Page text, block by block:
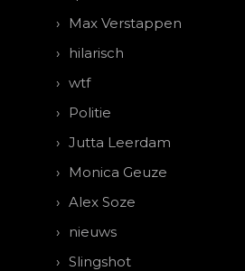
Max Verstappen
hilarisch
wtf
Politie
Jutta Leerdam
Monica Geuze
Alex Soze
nieuws
Slingshot